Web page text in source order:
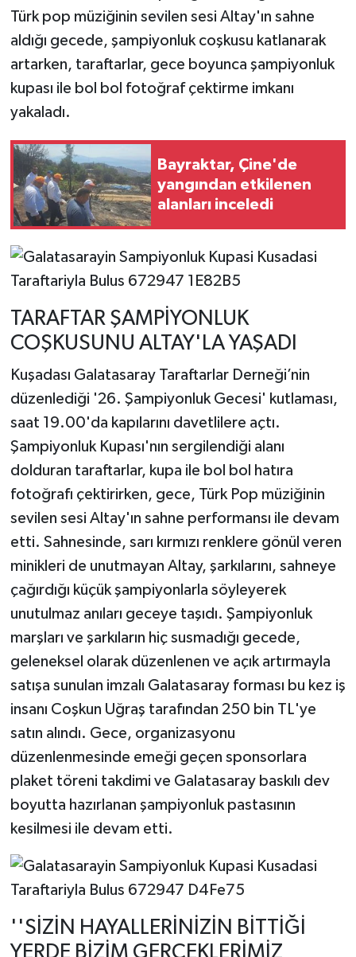
Türk pop müziğinin sevilen sesi Altay'ın sahne
aldığı gecede, şampiyonluk coşkusu katlanarak
artarken, taraftarlar, gece boyunca şampiyonluk
kupası ile bol bol fotoğraf çektirme imkanı
yakaladı.
Bayraktar, Çine'de
yangından etkilenen
alanları inceledi
TARAFTAR ŞAMPİYONLUK
COŞKUSUNU ALTAY'LA YAŞADI
Kuşadası Galatasaray Taraftarlar Derneği’nin
düzenlediği '26. Şampiyonluk Gecesi' kutlaması,
saat 19.00'da kapılarını davetlilere açtı.
Şampiyonluk Kupası'nın sergilendiği alanı
dolduran taraftarlar, kupa ile bol bol hatıra
fotoğrafı çektirirken, gece, Türk Pop müziğinin
sevilen sesi Altay'ın sahne performansı ile devam
etti. Sahnesinde, sarı kırmızı renklere gönül veren
minikleri de unutmayan Altay, şarkılarını, sahneye
çağırdığı küçük şampiyonlarla söyleyerek
unutulmaz anıları geceye taşıdı. Şampiyonluk
marşları ve şarkıların hiç susmadığı gecede,
geleneksel olarak düzenlenen ve açık artırmayla
satışa sunulan imzalı Galatasaray forması bu kez iş
insanı Coşkun Uğraş tarafından 250 bin TL'ye
satın alındı. Gece, organizasyonu
düzenlenmesinde emeği geçen sponsorlara
plaket töreni takdimi ve Galatasaray baskılı dev
boyutta hazırlanan şampiyonluk pastasının
kesilmesi ile devam etti.
''SİZİN HAYALLERİNİZİN BİTTİĞİ
YERDE BİZİM GERÇEKLERİMİZ